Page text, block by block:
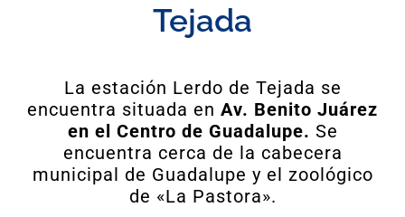
Tejada
La estación Lerdo de Tejada se
encuentra situada en Av. Benito Juárez
en el Centro de Guadalupe. Se
encuentra cerca de la cabecera
municipal de Guadalupe y el zoológico
de «La Pastora».